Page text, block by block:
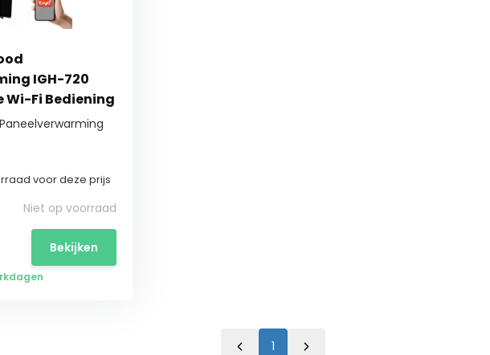
IGH-720
Wi-Fi Bediening
voor deze prijs
Niet op voorraad
Bekijken
1